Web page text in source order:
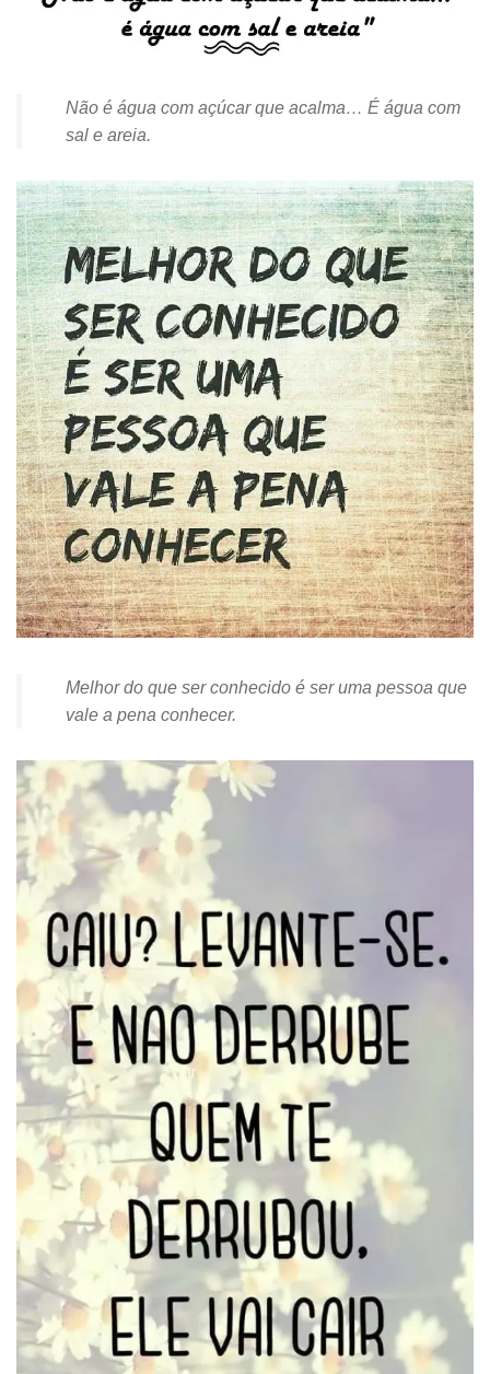
Não é água com açúcar que acalma… É água com
sal e areia.
Melhor do que ser conhecido é ser uma pessoa que
vale a pena conhecer.